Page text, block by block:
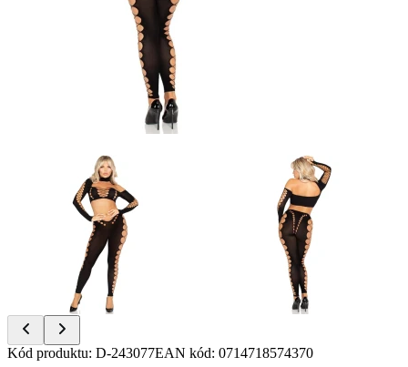
Item
Kód produktu: D-243077EAN kód: 0714718574370